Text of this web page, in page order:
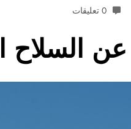
0 تعليقات
السلاح